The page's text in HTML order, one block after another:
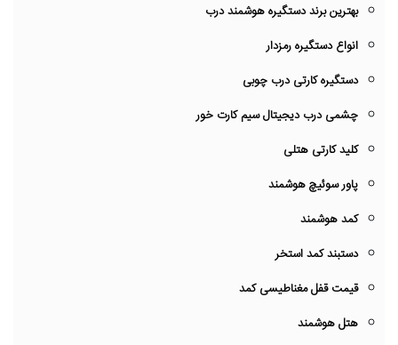
بهترین برند دستگیره هوشمند درب
انواع دستگیره رمزدار
دستگیره کارتی درب چوبی
چشمی درب دیجیتال سیم کارت خور
کلید کارتی هتلی
پاور سوئیچ هوشمند
کمد هوشمند
دستبند کمد استخر
قیمت قفل مغناطیسی کمد
هتل هوشمند